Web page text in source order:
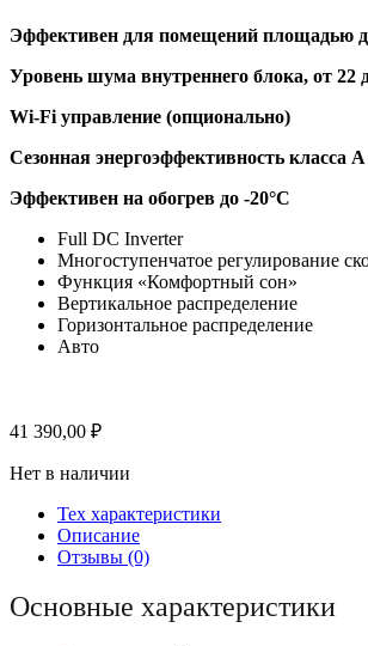
Эффективен для помещений площадью
Уровень шума внутреннего блока, от 22
Wi-Fi управление (опционально)
Сезонная энергоэффективность класса
Эффективен на обогрев до -20°C
Full DC Inverter
Многоступенчатое регулирование
Функция «Комфортный сон»
Вертикальное распределение
Горизонтальное распределение
Авто
41 390,00 ₽
Нет в наличии
Тех характеристики
Описание
Отзывы (0)
Основные характеристики